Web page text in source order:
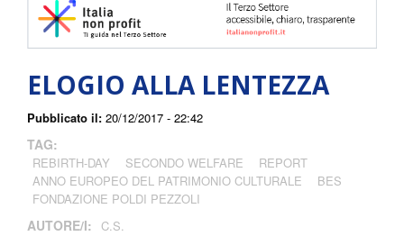
ELOGIO ALLA LENTEZZA
Pubblicato il: 20/12/2017 - 22:42
TAG:
REBIRTH-DAY SECONDO WELFARE
REPORT
ANNO EUROPEO DEL PATRIMONIO CULTURALE
BES
FONDAZIONE POLDI PEZZOLI
AUTORE/I: C.S.